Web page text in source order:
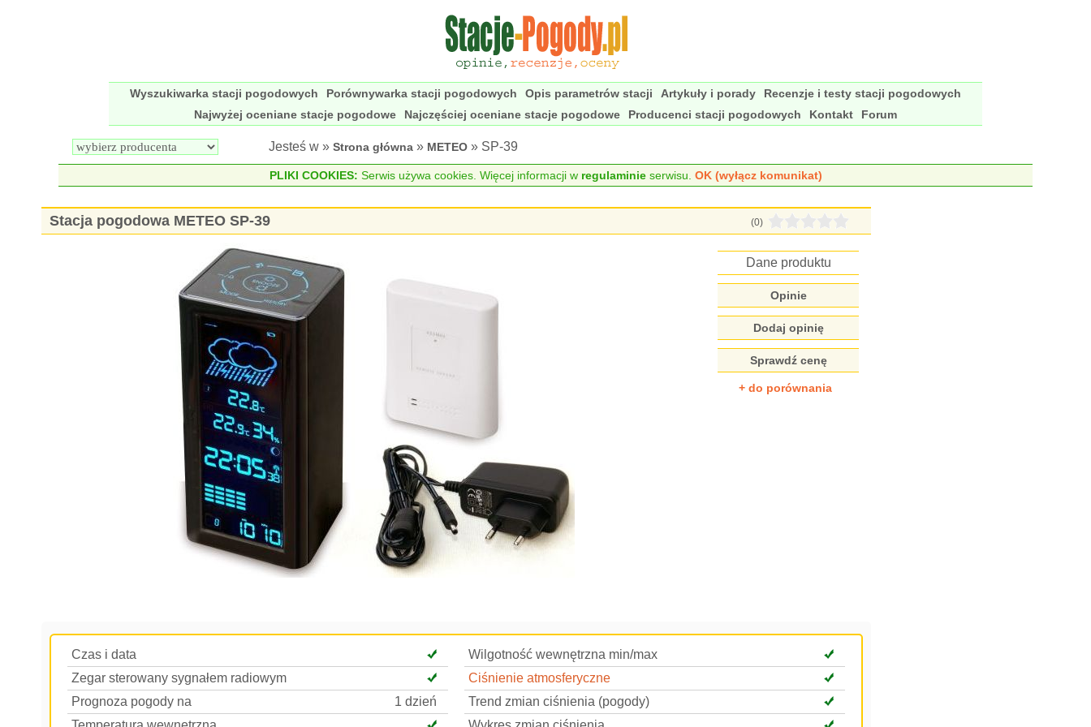
Wyszukiwarka stacji pogodowych Porównywarka stacji pogodowych Opis parametrów stacji Artykuły i porady
Recenzje i testy stacji pogodowych
Najwyżej oceniane stacje pogodowe
Najczęściej oceniane stacje pogodowe Producenci stacji pogodowych Kontakt Forum
Jesteś w » Strona główna » METEO » SP-39
PLIKI COOKIES: Serwis używa cookies. Więcej informacji w regulaminieserwisu. OK (wyłącz komunikat)
Stacja pogodowa METEO SP-39 (0)
Dane produktu
Opinie
Dodaj opinię
Sprawdź cenę
+ do porównania
Czas i data
Zegar sterowany sygnałem radiowym
Prognoza pogody na
1 dzień
Wilgotność wewnętrzna min/max
Ciśnienie atmosferyczne
Trend zmian ciśnienia (pogody)